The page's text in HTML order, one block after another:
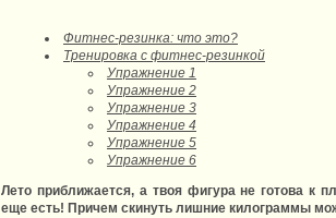
Фитнес-резинка: что это?
Тренировка с фитнес-резинкой
Упражнение 1
Упражнение 2
Упражнение 3
Упражнение 4
Упражнение 5
Упражнение 6
Лето приближается, а твоя фигура не готова к
еще есть! Причем скинуть лишние килограммы